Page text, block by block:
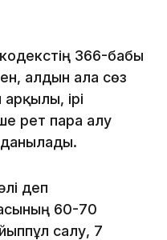
366-бабы
алдын ала сөз
ірі
рет пара алу
деп
60-70
салу, 7